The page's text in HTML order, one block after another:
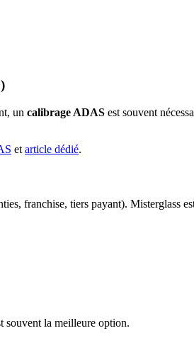
un calibrage ADAS est souvent
et article dédié.
franchise, tiers payant). Misterglass
souvent la meilleure option.